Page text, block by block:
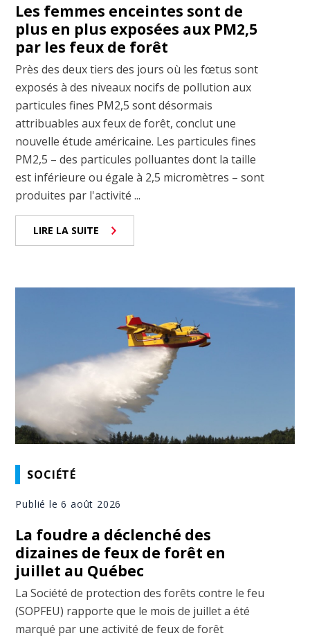
Les femmes enceintes sont de
plus en plus exposées aux PM2,5
par les feux de forêt
Près des deux tiers des jours où les fœtus sont
exposés à des niveaux nocifs de pollution aux
particules fines PM2,5 sont désormais
attribuables aux feux de forêt, conclut une
nouvelle étude américaine. Les particules fines
PM2,5 – des particules polluantes dont la taille
est inférieure ou égale à 2,5 micromètres – sont
produites par l'activité ...
LIRE LA SUITE
SOCIÉTÉ
Publié le 6 août 2026
La foudre a déclenché des
dizaines de feux de forêt en
juillet au Québec
La Société de protection des forêts contre le feu
(SOPFEU) rapporte que le mois de juillet a été
marqué par une activité de feux de forêt